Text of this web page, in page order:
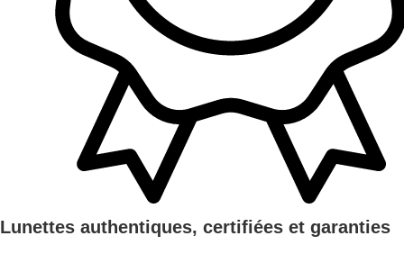
Lunettes authentiques, certifiées et garanties